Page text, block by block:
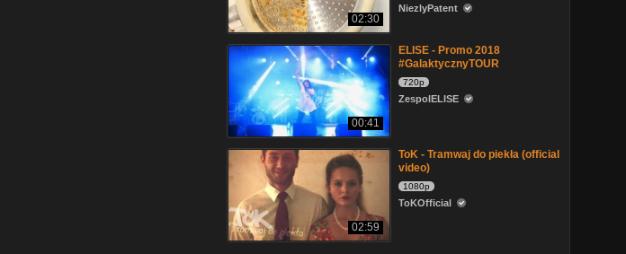
02:30
NiezlyPatent
00:41
ELISE - Promo 2018
#GalaktycznyTOUR
720p
ZespolELISE
02:59
ToK - Tramwaj do piekła (official
video)
1080p
ToKOfficial